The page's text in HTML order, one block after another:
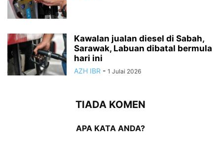
Kawalan jualan diesel di Sabah,
Sarawak, Labuan dibatal bermula
hari ini
AZH IBR - 1 Julai 2026
TIADA KOMEN
APA KATA ANDA?